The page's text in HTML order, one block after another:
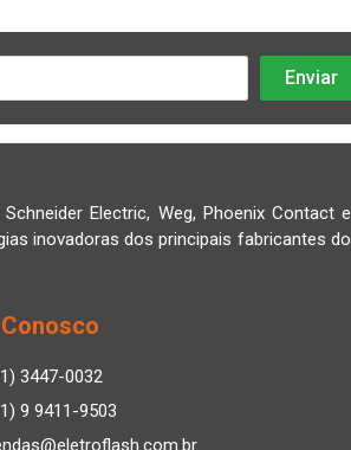
Electric, Weg, Phoenix Contact e
inovadoras dos principais fabricantes do
3447-0032
9 9411-9503